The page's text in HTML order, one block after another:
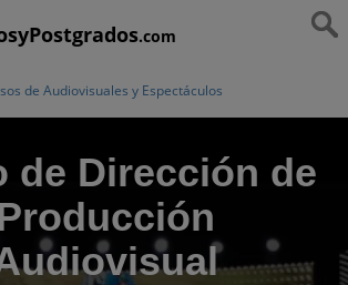
.com
de Audiovisuales y Espectáculos
de Dirección de